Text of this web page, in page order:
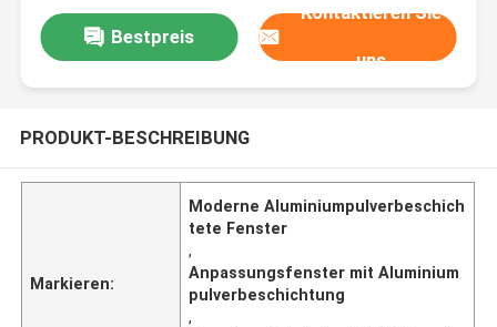
Bestpreis
Kontaktieren Sie
uns
PRODUKT-BESCHREIBUNG
Markieren:
Moderne Aluminiumpulverbeschich
tete Fenster
,
Anpassungsfenster mit Aluminium
pulverbeschichtung
,